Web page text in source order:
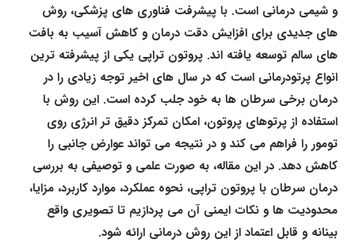
و شیمی درمانی است. با پیشرفت فناوری های پزشکی، روش
های جدیدی برای افزایش دقت درمان و کاهش آسیب به بافت
های سالم توسعه یافته اند. پروتون تراپی یکی از پیشرفته ترین
انواع پرتودرمانی است که در سال های اخیر توجه زیادی را در
درمان برخی سرطان ها به خود جلب کرده است. این روش با
استفاده از پرتوهای پروتون، امکان تمرکز دقیق تر انرژی روی
تومور را فراهم می کند و در نتیجه می تواند عوارض جانبی را
کاهش دهد. در این مقاله، به صورت علمی و توصیفی به بررسی
درمان سرطان با پروتون تراپی، نحوه عملکرد، موارد کاربرد، مزایا،
محدودیت ها و نکات ایمنی آن می پردازیم تا تصویری واقع
بینانه و قابل اعتماد از این روش درمانی ارائه شود.